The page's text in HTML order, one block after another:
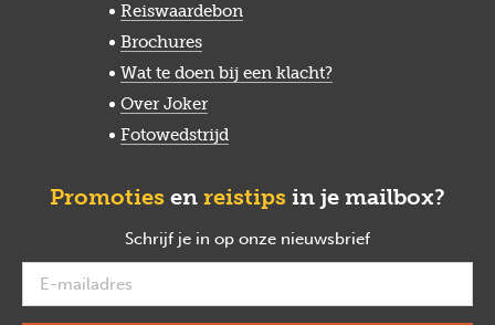
Reiswaardebon
Brochures
Wat te doen bij een klacht?
Over Joker
Fotowedstrijd
Promoties en reistips in je mailbox?
Schrijf je in op onze nieuwsbrief